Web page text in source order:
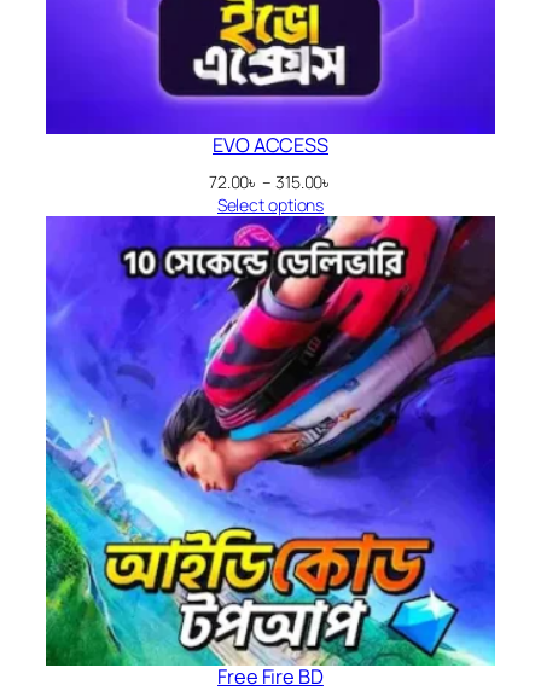
EVO ACCESS
72.00৳ – 315.00৳
72.00৳
through
315.00৳
Select options
Free Fire BD